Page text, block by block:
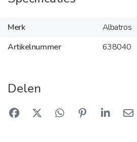
Merk
Albatros
Artikelnummer
638040
Delen